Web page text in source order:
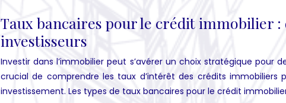
Taux bancaires pour le crédit immobilier
investisseurs
Investir dans l’immobilier peut s’avérer un choix stratégique pour
crucial de comprendre les taux d’intérêt des crédits immobiliers
investissement. Les types de taux bancaires pour le crédit